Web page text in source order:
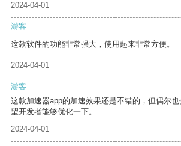
2024-04-01
游客
这款软件的功能非常强大，使用起来非常方便。
2024-04-01
游客
这款加速器app的加速效果还是不错的，但偶尔
望开发者能够优化一下。
2024-04-01